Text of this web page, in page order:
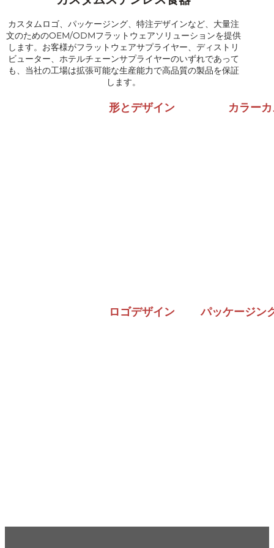
カスタムロゴ、パッケージング、特注デザインなど、大量注
文のためのOEM/ODMフラットウェアソリューションを提供
します。お客様がフラットウェアサプライヤー、ディストリ
ビューター、ホテルチェーンサプライヤーのいずれであって
も、当社の工場は拡張可能な生産能力で高品質の製品を保証
します。
形とデザイン カラー
ロゴデザイン パッケージン